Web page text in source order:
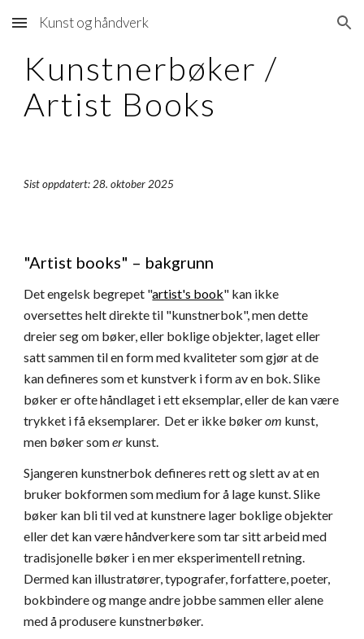
Skip to main content Skip to navigation
Kunst og håndverk
Kunstnerbøker /
Artist Books
Sist oppdatert: 28. oktober 2025
"Artist books" – bakgrunn
Det engelsk begrepet "artist's book" kan ikke
oversettes helt direkte til "kunstnerbok", men dette
dreier seg om bøker, eller boklige objekter, laget eller
satt sammen til en form med kvaliteter som gjør at de
kan defineres som et kunstverk i form av en bok. Slike
bøker er ofte håndlaget i ett eksemplar, eller de kan være
trykket i få eksemplarer. Det er ikke bøkerom kunst,
men bøker somer kunst.
Sjangeren kunstnerbok defineres rett og slett av at en
bruker bokformen som medium for å lage kunst. Slike
bøker kan bli til ved at kunstnere lager boklige objekter
eller det kan være håndverkere som tar sitt arbeid med
tradisjonelle bøker i en mer eksperimentell retning.
Dermed kan illustratører, typografer, forfattere, poeter,
bokbindere og mange andre jobbe sammen eller alene
med å produsere kunstnerbøker.